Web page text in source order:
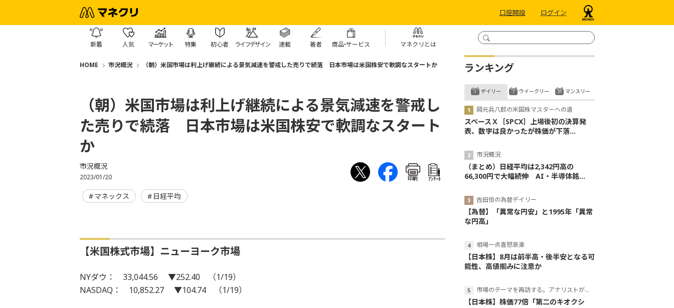
口座開設 ログイン
新着 人気 マーケット 特集 初心者 ライフデザイン 連載 著者 商品・サービス マネクリとは
HOME 市況概況 （朝）米国市場は利上げ継続による景気減速を警戒した売りで続落 日本市場は米国株安で軟調なスタートか
（朝）米国市場は利上げ継続による景気減速を警戒し
た売りで続落 日本市場は米国株安で軟調なスタート
か
市況概況
2023/01/20 印刷 ｱﾝｹｰﾄ
マネックス 日経平均
【米国株式市場】ニューヨーク市場
NYダウ： 33,044.56 ▼252.40 （1/19）
NASDAQ： 10,852.27 ▼104.74 （1/19）
ランキング
デイリー
岡元兵八郎の米国株マスターへの道
スペースＸ［SPCX］上場後初の決算発
表、数字は良かったが株価が下落...
市況概況
（まとめ）日経平均は2,342円高の
66,300円で大幅続伸 AI・半導体銘...
吉田恒の為替デイリー
【為替】「異常な円安」と1995年「異常
な円高」
相場一点喜怒哀楽
【日本株】8月は前半高・後半安となる可
能性、高値掴みに注意か
市場のテーマを再訪する。アナリストが読み解くテーマの本質
【日本株】株価77倍「第二のキオクシ
ウイークリー マンスリー